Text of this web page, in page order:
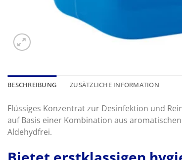
BESCHREIBUNG ZUSÄTZLICHE INFORMATION
Flüssiges Konzentrat zur Desinfektion und
auf Basis einer Kombination aus
Aldehydfrei.